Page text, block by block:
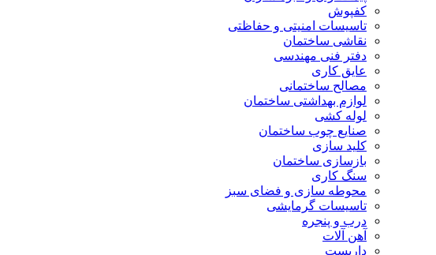
کفپوش
تاسیسات امنیتی و حفاظتی
نقاشی ساختمان
دفتر فنی مهندسی
عایق کاری
مصالح ساختمانی
لوازم بهداشتی ساختمان
لوله کشی
صنایع چوب ساختمان
کلید سازی
بازسازی ساختمان
سنگ کاری
محوطه سازی و فضای سبز
تاسیسات گرمایشی
درب و پنجره
آهن آلات
داربست